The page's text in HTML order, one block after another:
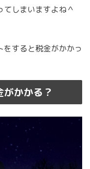
しまいますよね＾
すると税金がかかっ
かかる？